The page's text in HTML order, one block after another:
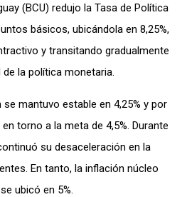
(BCU) redujo la Tasa de Política
básicos, ubicándola en 8,25%,
y transitando gradualmente
la política monetaria.
mantuvo estable en 4,25% y por
torno a la meta de 4,5%. Durante
su desaceleración en la
En tanto, la inflación núcleo
ubicó en 5%.